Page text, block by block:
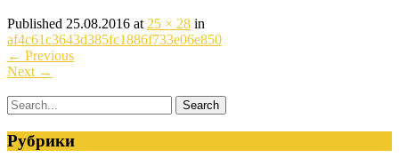
Published 25.08.2016 at 25 × 28 in
af4c61c3643d385fc1886f733e06e850
← Previous
Next →
Рубрики